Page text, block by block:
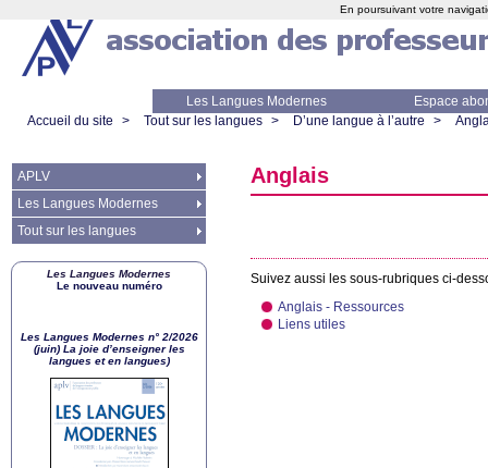
Les Langues Modernes
Espace
Accueil du site
> Tout sur les langues > D’une langue à l’autre >
Anglais
Suivez aussi les sous-rubriques ci-
Anglais - Ressources
Liens utiles
APLV
Les Langues Modernes
Tout sur les langues
Les Langues Modernes
Le nouveau numéro
Les Langues Modernes n° 2/2026
(juin) La joie d’enseigner les
langues et en langues)
En poursuivant votre